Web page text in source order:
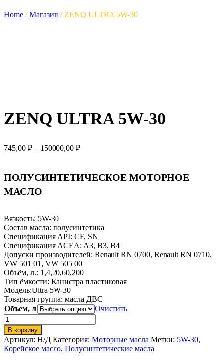
Home /Магазин / ZENQ ULTRA 5W-30
ZENQ ULTRA 5W-30
745,00 ₽ – 150000,00 ₽Диапазон
–
ПОЛУСИНТЕТИЧЕСКОЕ МОТОРНОЕ
МАСЛО
Вязкость: 5W-30
Состав масла: полусинтетика
Спецификация API: CF, SN
Спецификация ACEA: A3, B3, B4
Допуски производителей: Renault RN 0700, Renault RN 0710,
VW 501 01, VW 505 00
Объём, л.: 1,4,20,60,200
Тип ёмкости: Канистра пластиковая
Модель:Ultra 5W-30
Товарная группа: масла ДВС
Объем, л
Очистить
Количество
товара
ZENQ
ULTRA
5W-
В корзину
Артикул: Н/Д Категория: Моторные масла Метки: 5W-30,
Корейское масло, Полусинтетические масла